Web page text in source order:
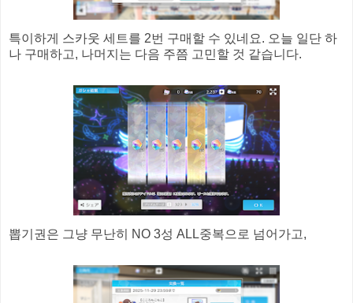
특이하게 스카웃 세트를 2번 구매할 수 있네요. 오늘 일단 하
나 구매하고, 나머지는 다음 주쯤 고민할 것 같습니다.
뽑기권은 그냥 무난히 NO 3성 ALL중복으로 넘어가고,